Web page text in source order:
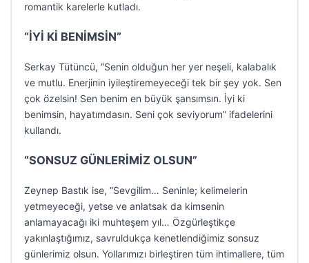
romantik karelerle kutladı.
“İYİ Kİ BENİMSİN”
Serkay Tütüncü, “Senin olduğun her yer neşeli, kalabalık
ve mutlu. Enerjinin iyileştiremeyeceği tek bir şey yok. Sen
çok özelsin! Sen benim en büyük şansımsın. İyi ki
benimsin, hayatımdasın. Seni çok seviyorum” ifadelerini
kullandı.
“SONSUZ GÜNLERİMİZ OLSUN”
Zeynep Bastık ise, “Sevgilim… Seninle; kelimelerin
yetmeyeceği, yetse ve anlatsak da kimsenin
anlamayacağı iki muhteşem yıl… Özgürleştikçe
yakınlaştığımız, savruldukça kenetlendiğimiz sonsuz
günlerimiz olsun. Yollarımızı birleştiren tüm ihtimallere, tüm